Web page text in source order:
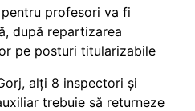
profesori va fi
după repartizarea
pe posturi titularizabile
alți 8 inspectori și
trebuie să returneze